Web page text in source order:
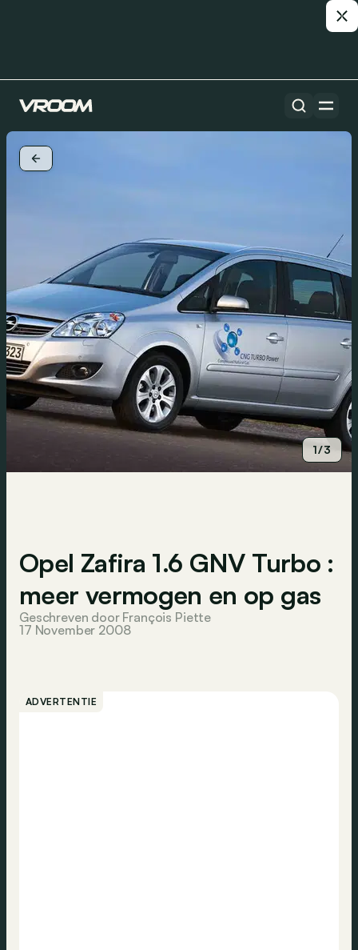
1/3
Opel Zafira 1.6 GNV Turbo :
meer vermogen en op gas
Geschreven door François Piette
17 November 2008
ADVERTENTIE